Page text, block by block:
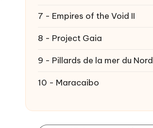
7 - Empires of the Void II
8 - Project Gaia
9 - Pillards de la mer du Nord
10 - Maracaibo